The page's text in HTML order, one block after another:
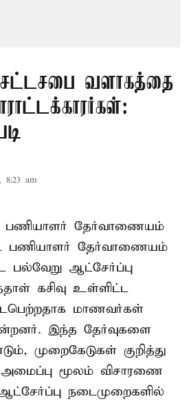
வளாகத்தை
8:23 am
பணியாளர் தேர்வாணையம்
பணியாளர் தேர்வாணையம்
பல்வேறு ஆட்சேர்ப்பு
கசிவு உள்ளிட்ட
மாணவர்கள்
இந்த தேர்வுகளை
முறைகேடுகள் குறித்து
அமைப்பு மூலம் விசாரணை
நடைமுறைகளில்